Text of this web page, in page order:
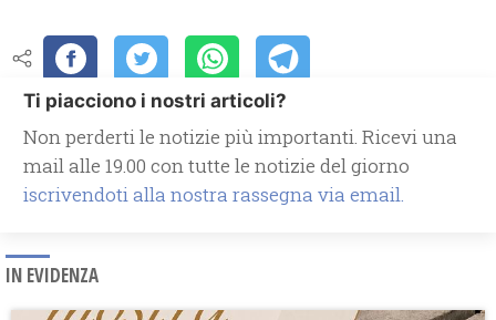
Ti piacciono i nostri articoli?
Non perderti le notizie più importanti. Ricevi una
mail alle 19.00 con tutte le notizie del giorno
iscrivendoti alla nostra rassegna via email.
IN EVIDENZA